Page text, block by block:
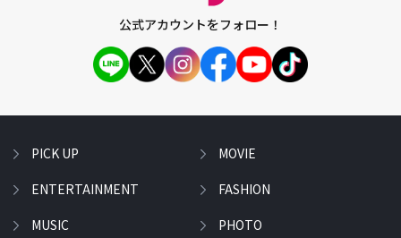
公式アカウントをフォロー！
PICK UP
ENTERTAINMENT
MUSIC
MOVIE
FASHION
PHOTO